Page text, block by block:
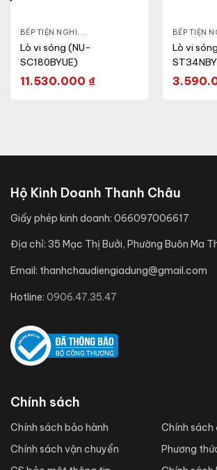
BẾP TIỆN NGHI , GIA DỤNG KHỎE & ĐẸP ,LÒ VI
Lò vi sóng (NU-
SC180BYUE)
11.530.000 ₫
BẾP TIỆN
Lò vi
& ĐẸP,NỒI - ẤM - CA - BÌNH
Hộ Kinh Doanh Thanh Châu
Giấy phép kinh doanh: 066097006617
Địa chỉ: 35 Mạc Thị Bưởi, Phường Buôn Ma
Email: thanhchaudiengiadung@gmail.com
Hotline: 0906.47.35.47
Chính sách
Chính sách bảo hành
Chính sách vận chuyển
Chính sách
Phương